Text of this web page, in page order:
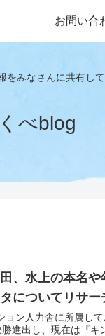
をみなさんに共有して
べblog
お問い合
、水上の本名や
についてリサー
ョン人力舎に所属し
進出し、現在は『キ